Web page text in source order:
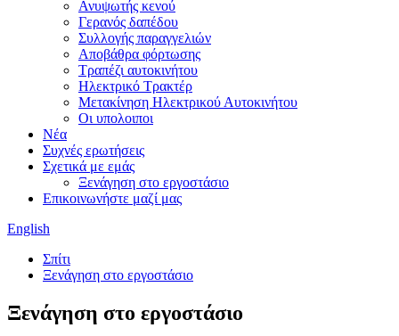
Ανυψωτής κενού
Γερανός δαπέδου
Συλλογής παραγγελιών
Αποβάθρα φόρτωσης
Τραπέζι αυτοκινήτου
Ηλεκτρικό Τρακτέρ
Μετακίνηση Ηλεκτρικού Αυτοκινήτου
Οι υπολοιποι
Νέα
Συχνές ερωτήσεις
Σχετικά με εμάς
Ξενάγηση στο εργοστάσιο
Επικοινωνήστε μαζί μας
English
Σπίτι
Ξενάγηση στο εργοστάσιο
Ξενάγηση στο εργοστάσιο